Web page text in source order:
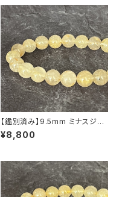
【鑑別済み】9.5mm ミナスジェ
ライス州産 ゴールデン ルチルク
ォーツ ブレスレット【画像現物・
¥8,800